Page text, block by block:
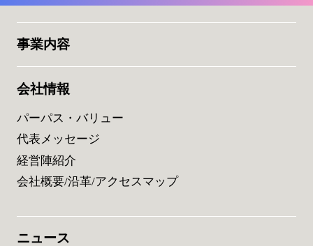
事業内容
会社情報
パーパス・バリュー
代表メッセージ
経営陣紹介
会社概要/沿革/アクセスマップ
ニュース